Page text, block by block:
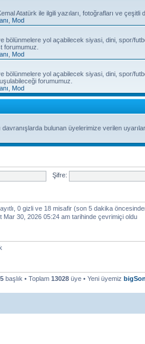
Atatürk ile ilgili yazıları, fotoğrafları ve çeşitli
Mod
bölünmelere yol açabilecek siyasi, dini, spor/
forumumuz.
Mod
bölünmelere yol açabilecek siyasi, dini, spor/
forumumuz.
Mod
davranışlarda bulunan üyelerimize verilen
Şifre:
0 gizli ve 18 misafir (son 5 dakika
Mar 30, 2026 05:24 am tarihinde çevrimiçi oldu
başlık • Toplam 13028 üye • Yeni üyemiz bigSon